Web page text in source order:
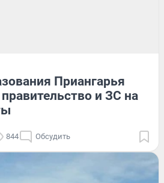
Приангарья
и ЗС на
844 Обсудить